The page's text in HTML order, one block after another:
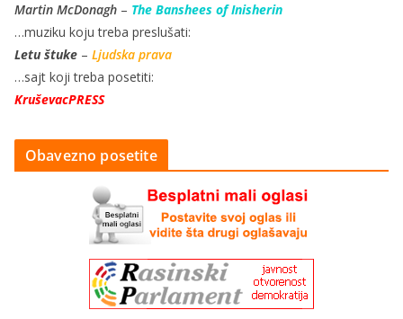
Martin McDonagh – The Banshees of Inisherin
…muziku koju treba preslušati:
Letu štuke – Ljudska prava
…sajt koji treba posetiti:
KruševacPRESS
Obavezno posetite